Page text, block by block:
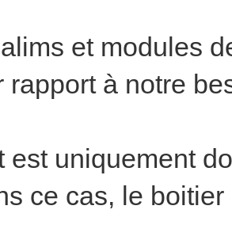
et modules
rapport à notre
est uniquement
ce cas, le